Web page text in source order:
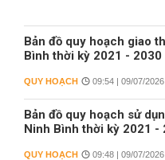
Bản đồ quy hoạch giao
Bình thời kỳ 2021 - 2030
QUY HOẠCH 09:54 | 09/07/2026
Bản đồ quy hoạch sử
Ninh Bình thời kỳ 2021 -
QUY HOẠCH 09:48 | 09/07/2026